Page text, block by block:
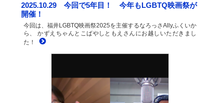
2025.10.29 今回で5年目！ 今年もLGBTQ映画祭が
開催！
今回は、福井LGBTQ映画祭2025を主催するなろっさAllyふくいか
ら、 かずえちゃんとこばやしともえさんにお越しいただきまし
た！